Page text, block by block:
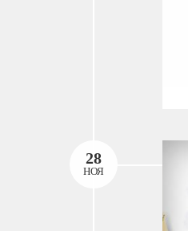
28
НОЯ